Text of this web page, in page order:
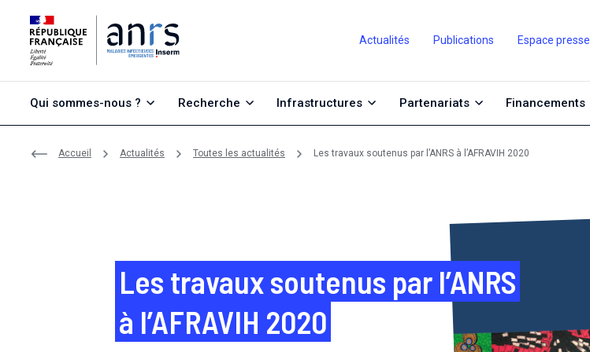
Actualités Publications Espace presse
Qui sommes-nous ? Recherche Infrastructures Partenariats Financements
Accueil Actualités Toutes les actualités Les travaux soutenus par l’ANRS à l’AFRAVIH 2020
Les travaux soutenus par l’ANRS
à l’AFRAVIH 2020